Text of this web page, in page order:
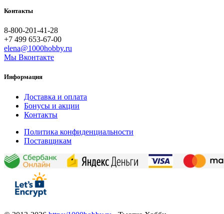
Контакты
8-800-201-41-28
+7 499 653-67-00
elena@1000hobby.ru
Мы Вконтакте
Информация
Доставка и оплата
Бонусы и акции
Контакты
Политика конфиденциальности
Поставщикам